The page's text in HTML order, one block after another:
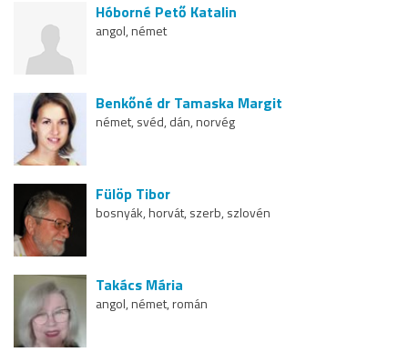
Hóborné Pető Katalin
angol, német
Benkőné dr Tamaska Margit
német, svéd, dán, norvég
Fülöp Tibor
bosnyák, horvát, szerb, szlovén
Takács Mária
angol, német, román